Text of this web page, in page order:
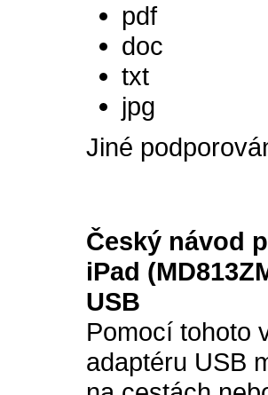
pdf
doc
txt
jpg
Jiné
Český návod
iPad
USB
Pomocí tohoto
adaptéru USB